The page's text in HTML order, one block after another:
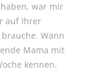
war mir
auf Ihrer
Wann
Mama mit
kennen.